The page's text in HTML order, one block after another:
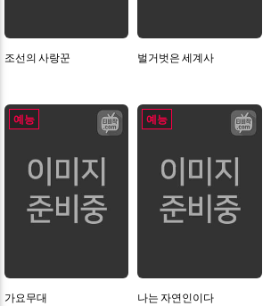
조선의 사랑꾼 벌거벗은 세계사
예능
가요무대
예능
나는 자연인이다